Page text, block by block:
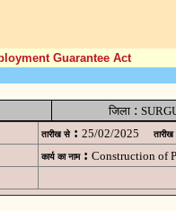
Guarantee Act
जिला :
तारीख से : 25/02/2025 तारीख
कार्य का नाम : Construction of